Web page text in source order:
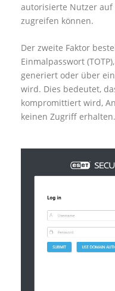
autorisierte Nutzer
zugreifen können.
Der zweite Faktor
Einmalpasswort
generiert oder über
wird. Dies bedeutet,
kompromittiert wird,
keinen Zugriff erhalten.